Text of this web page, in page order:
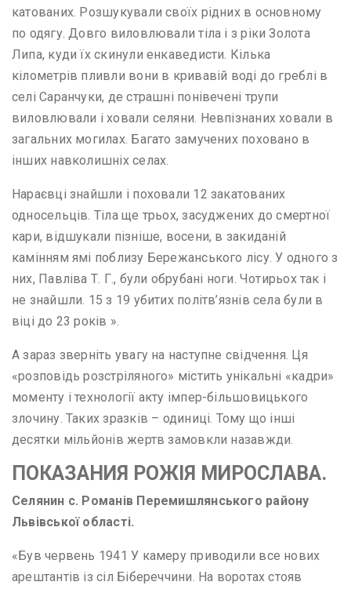
катованих. Розшукували своїх рідних в основному
по одягу. Довго виловлювали тіла і з ріки Золота
Липа, куди їх скинули енкаведисти. Кілька
кілометрів пливли вони в кривавій воді до греблі в
селі Саранчуки, де страшні понівечені трупи
виловлювали і ховали селяни. Невпізнаних ховали в
загальних могилах. Багато замучених поховано в
інших навколишніх селах.
Нараєвці знайшли і поховали 12 закатованих
односельців. Тіла ще трьох, засуджених до смертної
кари, відшукали пізніше, восени, в закиданій
камінням ямі поблизу Бережанського лісу. У одного з
них, Павліва Т. Г., були обрубані ноги. Чотирьох так і
не знайшли. 15 з 19 убитих політв’язнів села були в
віці до 23 років ».
А зараз зверніть увагу на наступне свідчення. Ця
«розповідь розстріляного» містить унікальні «кадри»
моменту і технології акту імпер-більшовицького
злочину. Таких зразків – одиниці. Тому що інші
десятки мільйонів жертв замовкли назавжди.
ПОКАЗАНИЯ РОЖІЯ МИРОСЛАВА.
Селянин с. Романів Перемишлянського району
Львівської області.
«Був червень 1941 У камеру приводили все нових
арештантів із сіл Бібереччини. На воротах стояв